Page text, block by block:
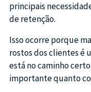
principais
de retenção.
Isso ocorre porque
rostos dos clientes é
está no caminho
importante quanto